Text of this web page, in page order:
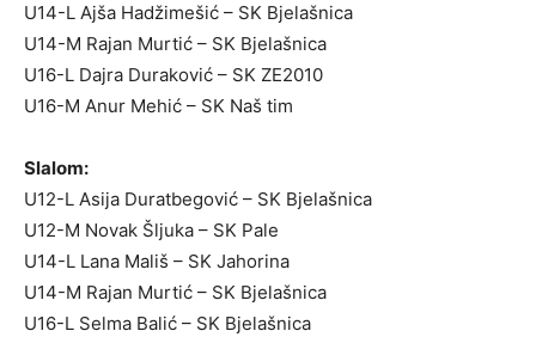
U14-L Ajša Hadžimešić – SK Bjelašnica
U14-M Rajan Murtić – SK Bjelašnica
U16-L Dajra Duraković – SK ZE2010
U16-M Anur Mehić – SK Naš tim
Slalom:
U12-L Asija Duratbegović – SK Bjelašnica
U12-M Novak Šljuka – SK Pale
U14-L Lana Mališ – SK Jahorina
U14-M Rajan Murtić – SK Bjelašnica
U16-L Selma Balić – SK Bjelašnica